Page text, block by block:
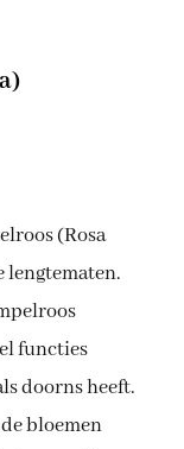
(Rosa
lengtematen.
functies
doorns heeft.
bloemen